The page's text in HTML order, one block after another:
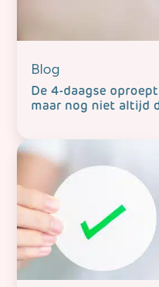
Blog
De 4-daagse
maar nog niet altijd